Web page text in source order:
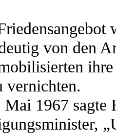
von den
vernichten.
1967 sagte